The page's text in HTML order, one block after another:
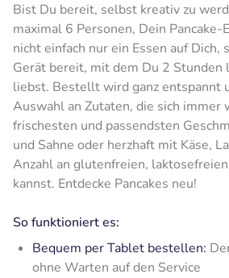
Bist Du bereit, selbst kreativ zu
maximal 6 Personen, Dein
nicht einfach nur ein Essen auf
Gerät bereit, mit dem Du 2 Stunden
liebst. Bestellt wird ganz entspannt
Auswahl an Zutaten, die sich immer
frischesten und passendsten
und Sahne oder herzhaft mit Käse,
Anzahl an glutenfreien,
kannst. Entdecke Pancakes neu!
So funktioniert es:
Bequem per Tablet bestellen:
ohne Warten auf den Service